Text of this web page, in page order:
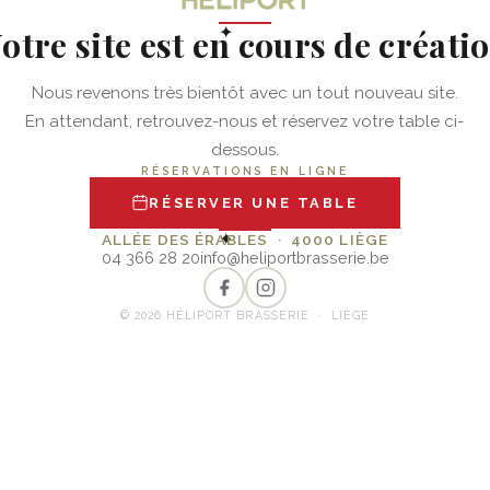
✦
site est en cours de
Nous revenons très bientôt avec un tout nouveau site.
En attendant, retrouvez-nous et réservez votre table ci-
dessous.
RÉSERVATIONS EN LIGNE
RÉSERVER UNE TABLE
✦
ALLÉE DES ÉRABLES · 4000 LIÈGE
04 366 28 20info@heliportbrasserie.be
© 2026 HÉLIPORT BRASSERIE · LIÈGE